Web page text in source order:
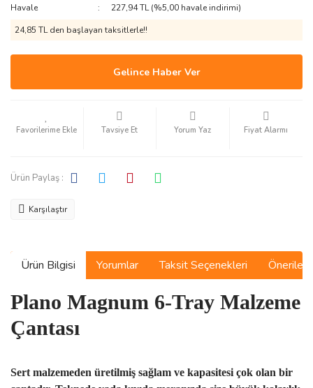
Havale
227,94 TL (%5,00 havale indirimi)
24,85 TL den başlayan taksitlerle!!
Gelince Haber Ver
Tavsiye Et Yorum Yaz Fiyat Alarmı
Ürün Paylaş :
Karşılaştır
Ürün Bilgisi Yorumlar Taksit Seçenekleri
Plano Magnum 6-Tray Malzeme
Çantası
Sert malzemeden üretilmiş sağlam ve kapasitesi çok olan bir